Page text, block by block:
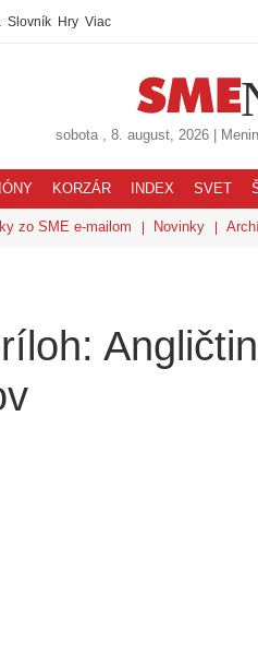
Slovník Hry Viac
sobota , 8. august, 2026|
KORZÁR INDEX SVET
zo SME e-mailom Novinky